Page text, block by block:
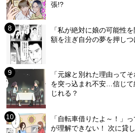
張!?
「私が絶対に娘の可能性
額を注ぎ自分の夢を押し
「元嫁と別れた理由って
を突っ込まれ不安…信じ
じれる？
「自転車借りたよ～！」
が理解できない！ 次に貸